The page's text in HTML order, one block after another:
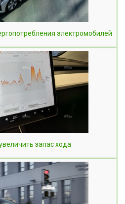
электромобилей
запас хода